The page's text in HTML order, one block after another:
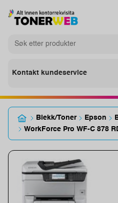
Kontakt kundeservice
Blekk/Toner Epson
WorkForce Pro WF-C 878